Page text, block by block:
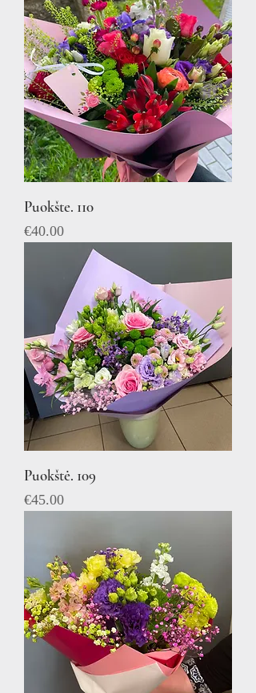
Puokšte. 110
Price
€40.00
Puokštė. 109
Price
€45.00